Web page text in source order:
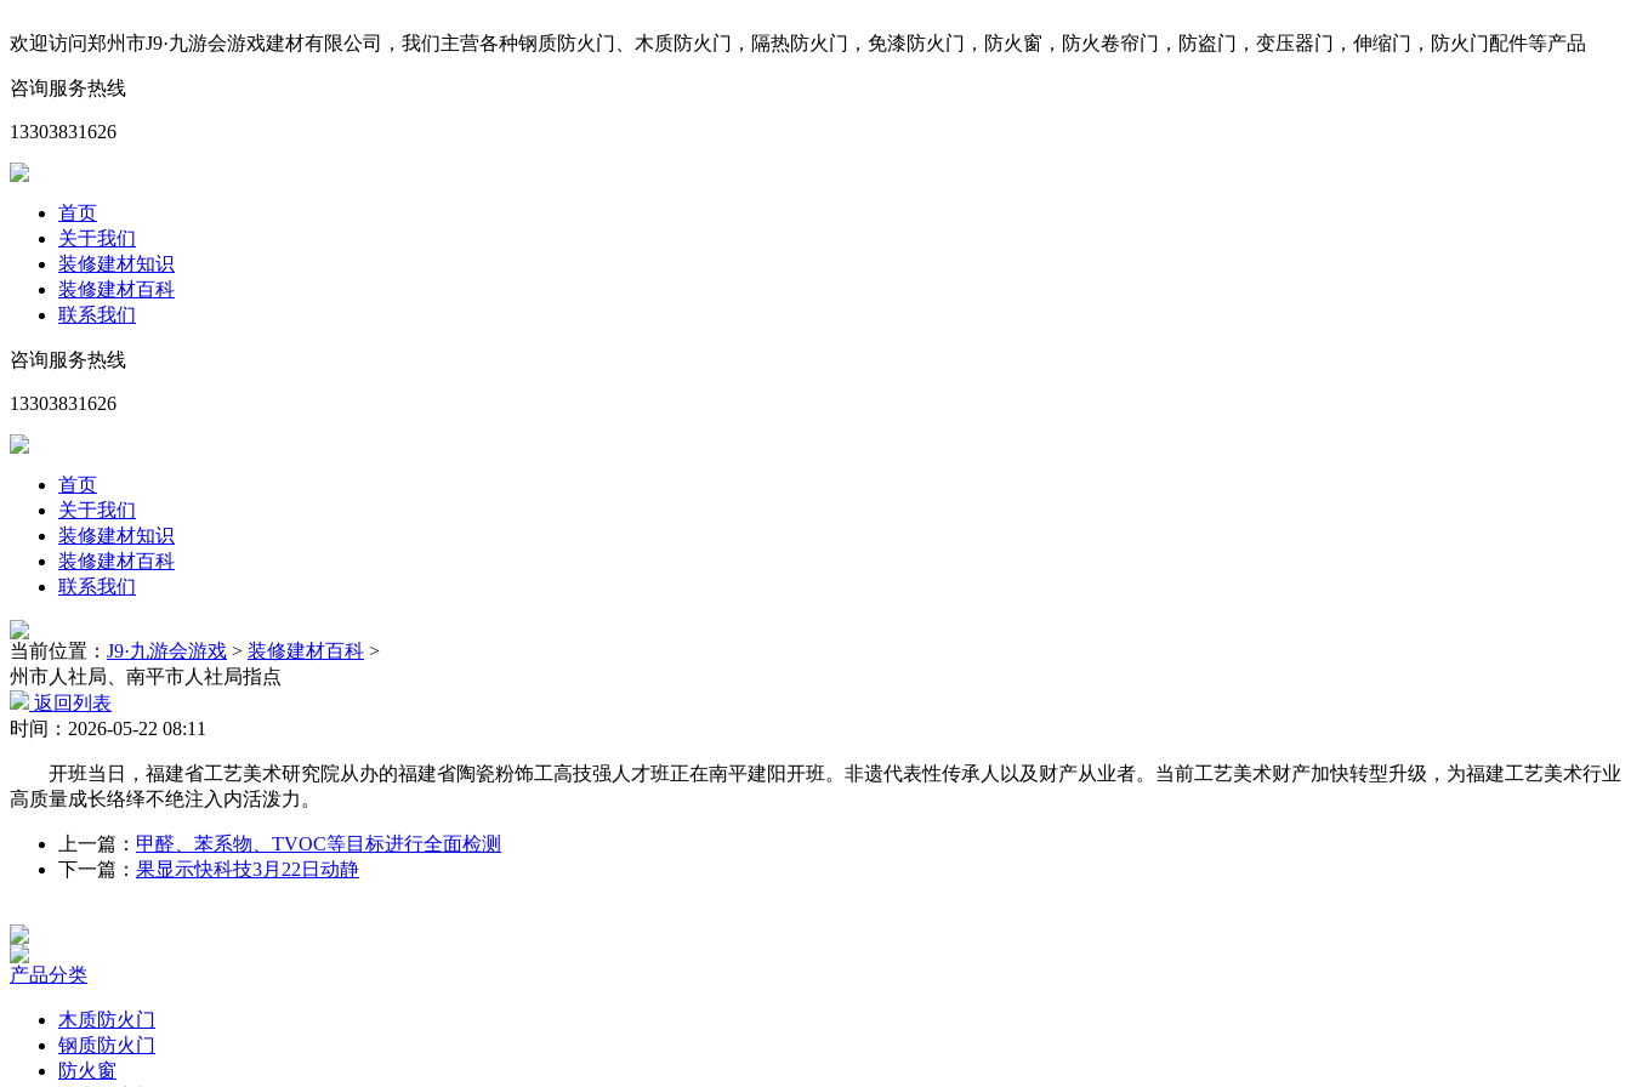
欢迎访问郑州市J9·九游会游戏建材有限公司，我们主营各种钢质防火门、木质防火门，隔热防火门，免漆防火门，防火窗，防火卷帘门，防盗门，变压器门，伸缩门，防火门配件等产品
咨询服务热线
13303831626
首页
关于我们
装修建材知识
装修建材百科
联系我们
咨询服务热线
13303831626
首页
关于我们
装修建材知识
装修建材百科
联系我们
当前位置： J9·九游会游戏 > 装修建材百科 >
州市人社局、南平市人社局指点
返回列表
时间：2026-05-22 08:11
开班当日，福建省工艺美术研究院从办的福建省陶瓷粉饰工高技强人才班正在南平建阳开班。非遗代表性传承人以及财产从业者。当前工艺美术财产加快转型升级，为福建工艺美术行业
高质量成长络绎不绝注入内活泼力。
上一篇： 甲醛、苯系物、TVOC等目标进行全面检测
下一篇： 果显示快科技3月22日动静
产品分类
木质防火门
钢质防火门
防火窗